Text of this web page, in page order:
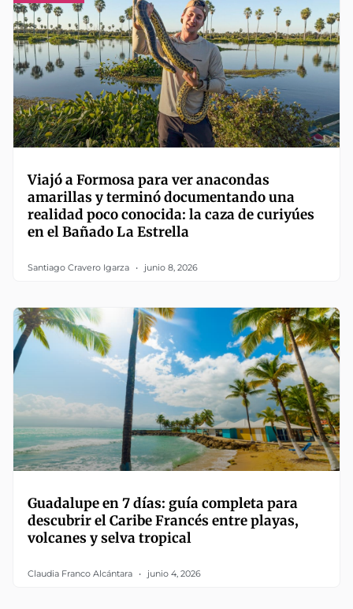
Viajó a Formosa para ver anacondas
amarillas y terminó documentando una
realidad poco conocida: la caza de curiyúes
en el Bañado La Estrella
Santiago Cravero Igarza junio 8, 2026
Guadalupe en 7 días: guía completa para
descubrir el Caribe Francés entre playas,
volcanes y selva tropical
Claudia Franco Alcántara junio 4, 2026